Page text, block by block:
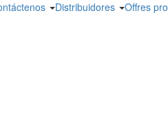
Distribuidores Offres pro